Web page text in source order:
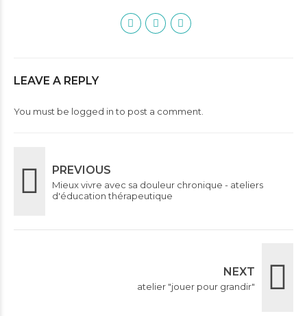
LEAVE A REPLY
You must be logged into post a comment.
PREVIOUS
Mieux vivre avec sa douleur chronique - ateliers
d'éducation thérapeutique
NEXT
atelier "jouer pour grandir"